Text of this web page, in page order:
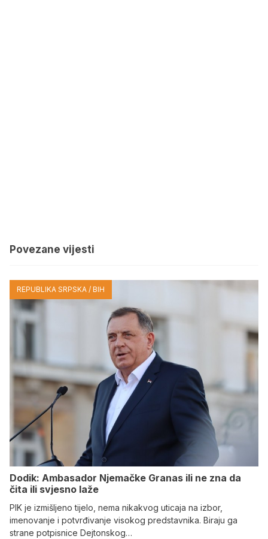
Povezane vijesti
REPUBLIKA SRPSKA / BIH
Dodik: Ambasador Njemačke Granas ili ne zna da
čita ili svjesno laže
PIK je izmišljeno tijelo, nema nikakvog uticaja na izbor,
imenovanje i potvrđivanje visokog predstavnika. Biraju ga
strane potpisnice Dejtonskog…